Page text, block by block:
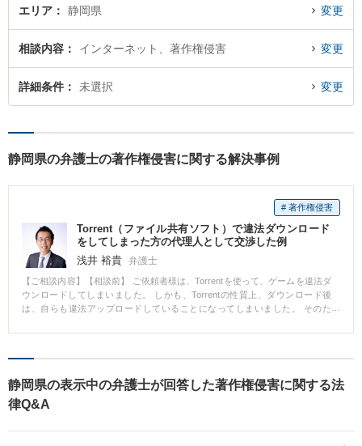
エリア 静岡県 変更
相談内容 インターネット、著作権侵害 変更
詳細条件 未選択 変更
静岡県の弁護士の著作権侵害に関する解決事例
# 著作権侵害
Torrent（ファイル共有ソフト）で違法ダウンロード
をしてしまった方の代理人として交渉した例
浅井 裕貴 弁護士
【ご相談内容】【相談前】 ご依頼者様は、Torrentを使って、ゲームを違法ダ
ウンロードしてしまいました。 しかも、Torrentの性質上、ダウンロード後
は、自らも違法アップロードしていることになってしまいました。 そのた
たこと自体は認めざるを得ないので、損害賠償額の妥当性について検討しま
のコメント】 減額の検討には、ファイル共有ソフトの仕組みや、そもそもイ
ンターネットでのアップロード・ダウンロードの仕組みを理解しておくこと
が必要です。 そのような仕組みを根拠に、減額交渉をし、減額につながった
静岡県の表示中の弁護士が回答した著作権侵害に関する法
律Q&A